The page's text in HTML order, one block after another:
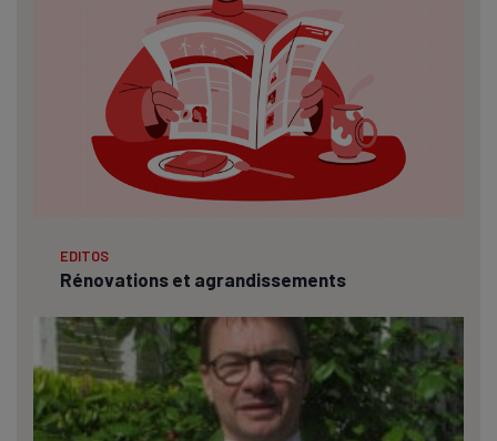
EDITOS
Rénovations et agrandissements